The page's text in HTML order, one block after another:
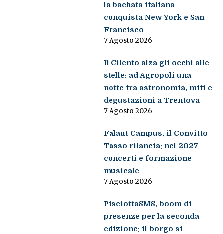
la bachata italiana
conquista New York e San
Francisco
7 Agosto 2026
Il Cilento alza gli occhi alle
stelle: ad Agropoli una
notte tra astronomia, miti e
degustazioni a Trentova
7 Agosto 2026
Falaut Campus, il Convitto
Tasso rilancia: nel 2027
concerti e formazione
musicale
7 Agosto 2026
PisciottaSMS, boom di
presenze per la seconda
edizione: il borgo si